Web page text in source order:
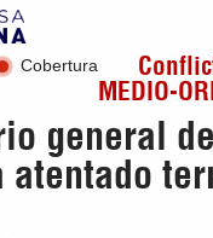
Cobertura
MEDIO-
general
atentado